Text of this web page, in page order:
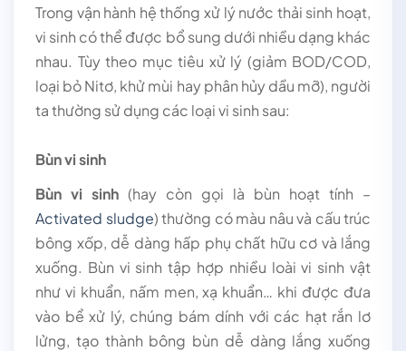
Trong vận hành hệ thống xử lý nước thải sinh hoạt,
vi sinh có thể được bổ sung dưới nhiều dạng khác
nhau. Tùy theo mục tiêu xử lý (giảm BOD/COD,
loại bỏ Nitơ, khử mùi hay phân hủy dầu mỡ), người
ta thường sử dụng các loại vi sinh sau:
Bùn vi sinh
Bùn vi sinh (hay còn gọi là bùn hoạt tính –
Activated sludge) thường có màu nâu và cấu trúc
bông xốp, dễ dàng hấp phụ chất hữu cơ và lắng
xuống. Bùn vi sinh tập hợp nhiều loài vi sinh vật
như vi khuẩn, nấm men, xạ khuẩn… khi được đưa
vào bể xử lý, chúng bám dính với các hạt rắn lơ
lửng, tạo thành bông bùn dễ dàng lắng xuống